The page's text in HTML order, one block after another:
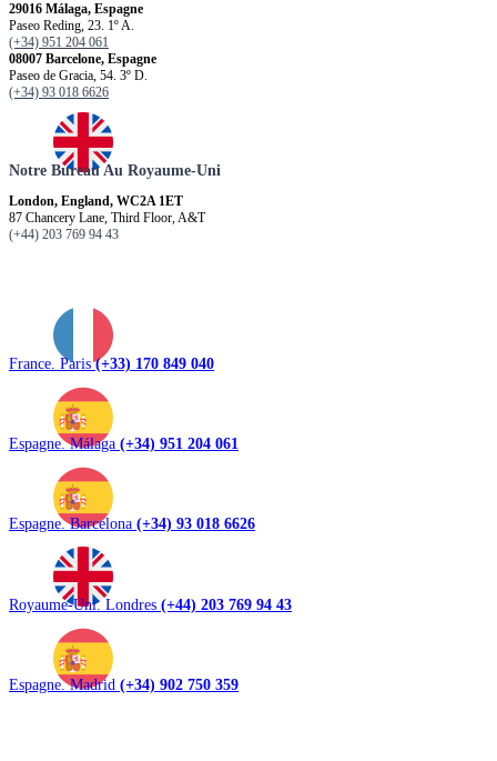
29016 Málaga, Espagne
Paseo Reding, 23. 1º A.
(+34) 951 204 061
08007 Barcelone, Espagne
Paseo de Gracia, 54. 3º D.
(+34) 93 018 6626
Notre Bureau Au Royaume-Uni
London, England, WC2A 1ET
87 Chancery Lane, Third Floor, A&T
(+44) 203 769 94 43
France. Paris(+33) 170 849 040
Espagne. Málaga (+34) 951 204 061
Espagne. Barcelona (+34) 93 018 6626
Royaume-Uni. Londres (+44) 203 769 94 43
Espagne. Madrid (+34) 902 750 359